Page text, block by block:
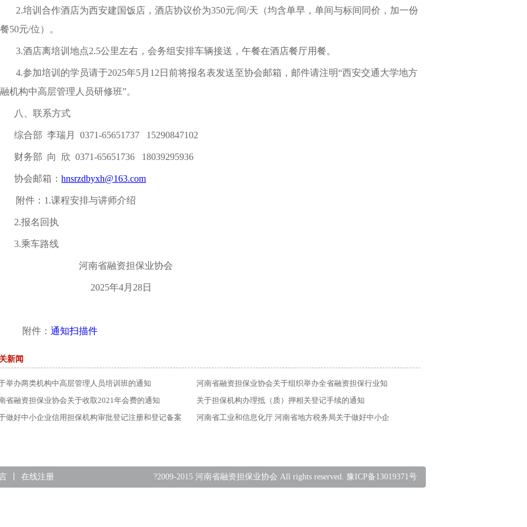
2.培训 合作酒店为西安建国饭店，酒店协议价为350元/间/天 （均含单早，单间与标间同价， 加一份
50元/位）。
3.酒店离培训地点2.5公里左右，会务组安排车辆接送，午餐在酒店餐厅用餐。
4.参加培训的学员请于2025年5月 12 日前将报名表发送至协会邮箱 ， 邮件请注明“西安交通大学地方
机构中高层管理人员研修班”。
八、联系方式
综合部 李瑞月 0371-65651737 15290847102
财务部 向 欣 0371-65651736 18039295936
协会邮箱：hnsrzdbyxh@163.com
附件： 1.课程安排与讲师介绍
2.报名回执
3.乘车路线
河南省融资担保业协会
2025年4月 28日
附件： 通知扫描件
新闻
举办两类机构中高层管理人员培训班的通知 河南省融资担保业协会关于组织举办全省融资担保行业知
识竞赛的预通知
省融资担保业协会关于收取2021年会费的通知
关于担保机构办理抵（质）押相关登记手续的通知
做好中小企业信用担保机构审批登记注册和登记备案
河南省工业和信息化厅 河南省地方税务局关于做好中小企
在线注册 ?2009-2015 河南省融资担保业协会 All rights reserved. 豫ICP备13019371号